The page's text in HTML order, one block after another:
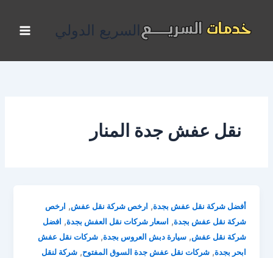
المحتوى
السريع الدولي
نقل عفش جدة المنار
أفضل شركة نقل عفش بجدة, ارخص شركة نقل عفش, ارخص
شركة نقل عفش بجدة, اسعار شركات نقل العفش بجدة, افضل
شركة نقل عفش,سيارة دبش العروس بجدة,شركات نقل عفش
ابحر بجدة,شركات نقل عفش جدة السوق المفتوح,شركة لنقل